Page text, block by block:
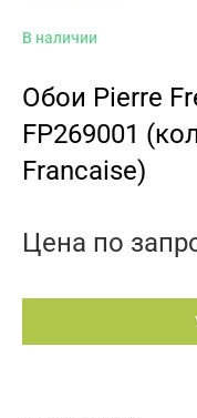
В наличии
Обои Pierre
FP269001
Francaise)
Цена по